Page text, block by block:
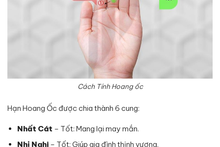
Cách Tính Hoang ốc
Hạn Hoang Ốc được chia thành 6 cung:
Nhất Cát – Tốt: Mang lại may mắn.
Nhị Nghi– Tốt: Giúp gia đình thịnh vượng.